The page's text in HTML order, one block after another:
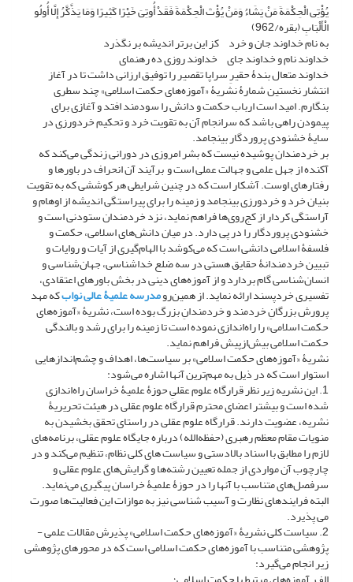
یُؤْتِی الْحِکْمَةَ مَنْ یَشَاءُ وَمَنْ یُؤْتَ الْحِکْمَةَ فَقَدْ أُوتِیَ خَیْرًا کَثِیرًا وَمَا یَذَّکَّرُ إِلَّا أُولُو
الْأَلْبَابِ (بقره/962)
به نام خداوند جان و خرد کز این برتر اندیشه بر نگذرد
خداوند نام و خداوند جای خداوند روزی ده رهنمای
خداوند متعال بندۀ حقیرِ سراپا تقصیر را توفیق ارزانی داشت تا در آغاز
انتشار نخستین شمارۀ نشریۀ «آموزه‌های حکمت اسلامی» چند سطری
بنگارم. امید است ارباب حکمت و دانش را سودمند ‌افتد و آغازی برای
پیمودن راهی باشد که سرانجام آن به تقویت خرد و تحکیم خردورزی در
سایۀ خشنودی پروردگار بینجامد.
بر خردمندان پوشیده نیست که بشر امروزی در دورانی زندگی می‌کند که
آکنده از جهل علمی و جهالت عملی است و برآیند آن انحراف در باورها و
رفتارهای اوست. آشکار است که در چنین شرایطی هر کوششی که به تقویت
بنیان خرد و خردورزی بینجامد و زمینه را برای پیراستگی اندیشه از اوهام و
آراستگی کردار از کج‌روی‌ها فراهم نماید، نزد خردمندان ستودنی است و
خشنودی پروردگار را در پی دارد. در میان دانش‌های اسلامی، حکمت و
فلسفۀ اسلامی دانشی است که می‌کوشد با الهام‌گیری از آیات و روایات و
تبیین خردمندانۀ حقایق هستی در سه ضلع خداشناسی، جهان‌شناسی و
انسان‌شناسی گام بردارد و از آموزه‌های دینی در بخش باورهای اعتقادی،
تفسیری خردپسند ارائه نماید. از همین‌رومدرسه علمیۀ عالی نوابکه مهد
پرورش بزرگانِ خردمند و خردمندانِ بزرگ بوده است، نشریۀ «آموزه‌های
حکمت اسلامی» را راه‌اندازی نموده است تا زمینه را برای رشد و بالندگی
حکمت اسلامی بیش‌ازپیش فراهم نماید.
نشریۀ «آموزه‌های حکمت اسلامی» بر سیاست‌ها، اهداف و چشم‌اندازهایی
استوار است که در ذیل به مهم‌ترین آنها اشاره می‌شود:
1. این نشریه زیر نظر قرارگاه علوم عقلیِ حوزۀ علمیۀ خراسان راه‌اندازی
شده است و بیشتر اعضای محترم قرارگاه علوم عقلی در هیئت تحریریۀ
نشریه، عضویت دارند. قرارگاه علوم عقلی در راستای تحقق بخشیدن به
منویات مقام معظم رهبری (حفظه‌الله) درباره جایگاه علوم عقلی، برنامه‌های
لازم را مطابق با اسناد بالادستی و سیاست های کلی نظام، تنظیم می‌کند و در
چارچوب آن مواردی از جمله تعیین رشته‌ها و گرایش‌های علوم عقلی و
سرفصل‌های متناسب با آنها را در حوزۀ علمیۀ خراسان پیگیری می‌نماید.
البته فرایندهای نظارت و آسیب شناسی نیز به موازات این فعالیت‌ها صورت
می پذیرد.
2. سیاست کلی نشریۀ «آموزه‌های حکمت اسلامی» پذیرش مقالات علمی -
پژوهشی متناسب با آموزه‌های حکمت اسلامی است که در محورهای پژوهشی
زیر انجام می‌گیرد: